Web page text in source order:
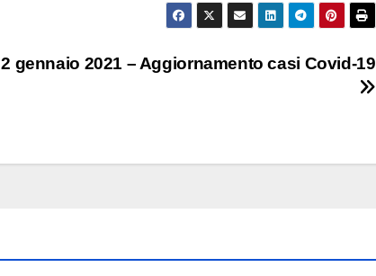
2 gennaio 2021 – Aggiornamento casi Covid-19